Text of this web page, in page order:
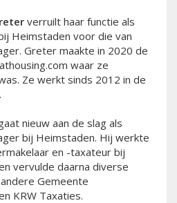
verruilt haar functie als
Heimstaden voor die van
Greter maakte in 2020 de
waar ze
Ze werkt sinds 2012 in de
nieuw aan de slag als
bij Heimstaden. Hij werkte
en -taxateur bij
vervulde daarna diverse
Gemeente
KRW Taxaties.